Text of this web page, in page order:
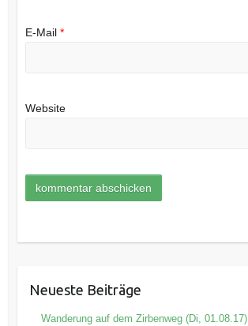
E-Mail *
Website
Neueste Beiträge
Wanderung auf dem Zirbenweg (Di, 01.08.17)